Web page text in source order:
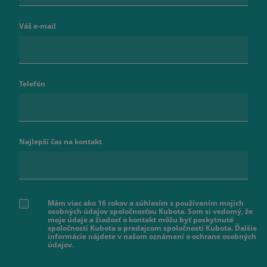
Váš e-mail
Telefón
Najlepší čas na kontakt
Mám viac ako 16 rokov a súhlasím s používaním mojich
osobných údajov spoločnosťou Kubota. Som si vedomý, že
moje údaje a žiadosť o kontakt môžu byť poskytnuté
spoločnosti Kubota a predajcom spoločnosti Kubota. Ďalšie
informácie nájdete v našom oznámení o ochrane osobných
údajov.